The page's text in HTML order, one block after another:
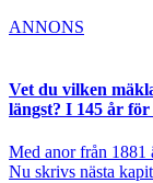
ANNONS
Vet du vilken
längst? I 145 år
Med anor från 1881
Nu skrivs nästa